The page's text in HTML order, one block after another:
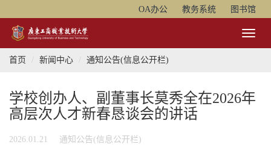
OA办公 教务系统 图书馆
Toggle
首页
新闻中心 通知公告(信息公开栏)
学校创办人、副董事长莫秀全在2026年
高层次人才新春恳谈会的讲话
2026.01.21 通知公告(信息公开栏)